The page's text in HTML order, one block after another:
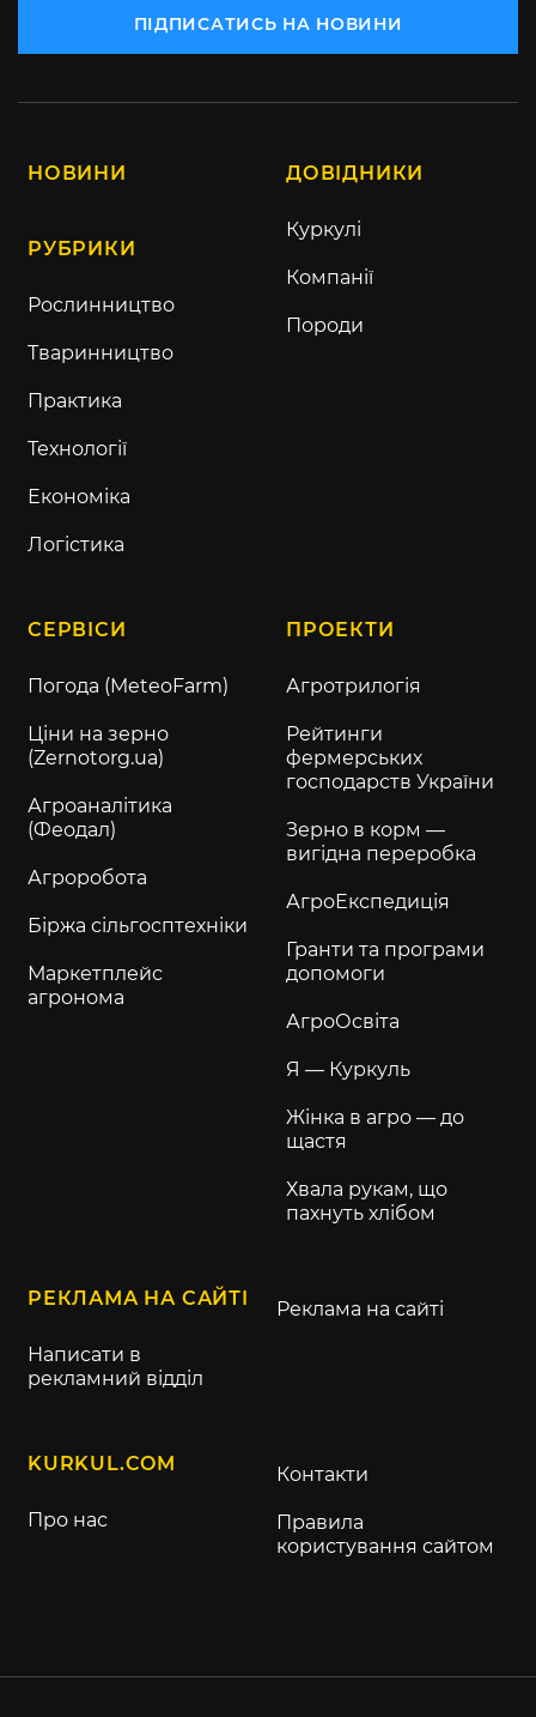
ПІДПИСАТИСЬ НА НОВИНИ
НОВИНИ
РУБРИКИ
Рослинництво
Тваринництво
Практика
Технології
Економіка
Логістика
ДОВІДНИКИ
Куркулі
Компанії
Породи
СЕРВІСИ
Погода (MeteoFarm)
Ціни на зерно
(Zernotorg.ua)
Агроаналітика
(Феодал)
Агроробота
Біржа сільгосптехніки
Маркетплейс
агронома
ПРОЕКТИ
Агротрилогія
Рейтинги
фермерських
господарств України
Зерно в корм —
вигідна переробка
АгроЕкспедиція
Гранти та програми
допомоги
АгроОсвіта
Я — Куркуль
Жінка в агро — до
щастя
Хвала рукам, що
пахнуть хлібом
РЕКЛАМА НА САЙТІ
Написати в
рекламний відділ
Реклама на сайті
KURKUL.COM
Про нас
Контакти
Правила
користування сайтом